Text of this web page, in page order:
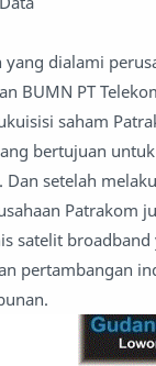
yang dialami
BUMN PT
saham
bertujuan
setelah
Patrakom
satelit
pertambangan